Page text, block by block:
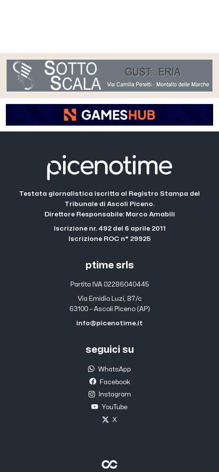
Testata giornalistica iscritta al Registro Stampa del
Tribunale di Ascoli Piceno.
Direttore Responsabile: Marco Amabili
Iscrizione nr. 492 del 6 aprile 2011
Iscrizione ROC n° 29925
ptime srls
Partita IVA 02286040445
Via Emidio Luzi, 87/c
63100 – Ascoli Piceno (AP)
info@picenotime.it
seguici su
WhatsApp
Facebook
Instagram
YouTube
X